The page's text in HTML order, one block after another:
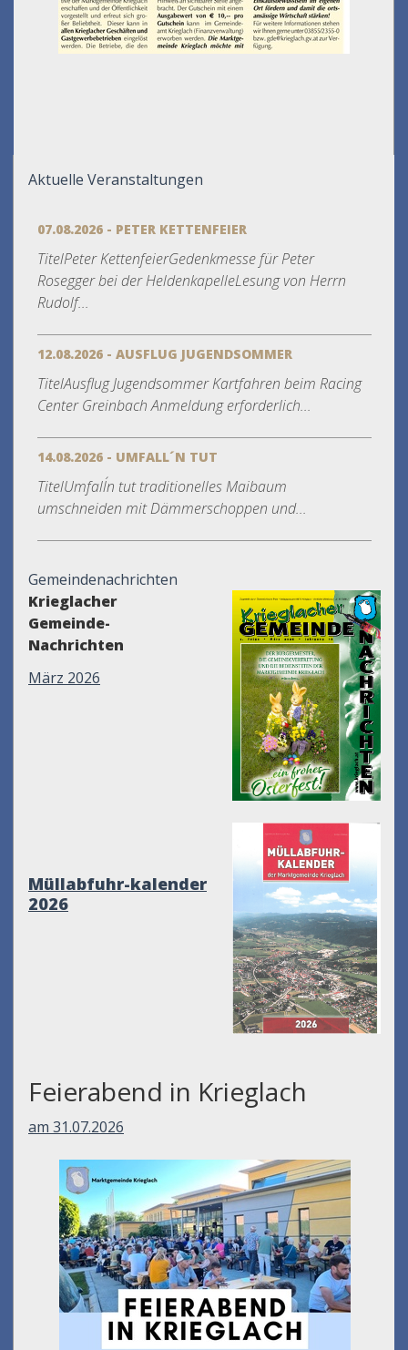
Aktuelle Veranstaltungen
07.08.2026 - PETER KETTENFEIER
TitelPeter KettenfeierGedenkmesse für Peter
Rosegger bei der HeldenkapelleLesung von Herrn
Rudolf...
12.08.2026 - AUSFLUG JUGENDSOMMER
TitelAusflug Jugendsommer Kartfahren beim Racing
Center Greinbach Anmeldung erforderlich...
14.08.2026 - UMFALL´N TUT
TitelUmfall´n tut traditionelles Maibaum
umschneiden mit Dämmerschoppen und...
Gemeindenachrichten
Krieglacher
Gemeinde-
Nachrichten
März 2026
Müllabfuhr-kalender
2026
Feierabend in Krieglach
am 31.07.2026